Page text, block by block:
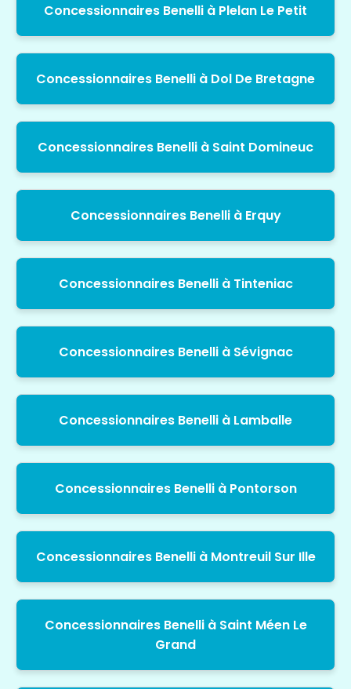
Concessionnaires Benelli à Plelan Le Petit
Concessionnaires Benelli à Dol De Bretagne
Concessionnaires Benelli à Saint Domineuc
Concessionnaires Benelli à Erquy
Concessionnaires Benelli à Tinteniac
Concessionnaires Benelli à Sévignac
Concessionnaires Benelli à Lamballe
Concessionnaires Benelli à Pontorson
Concessionnaires Benelli à Montreuil Sur Ille
Concessionnaires Benelli à Saint Méen Le
Grand